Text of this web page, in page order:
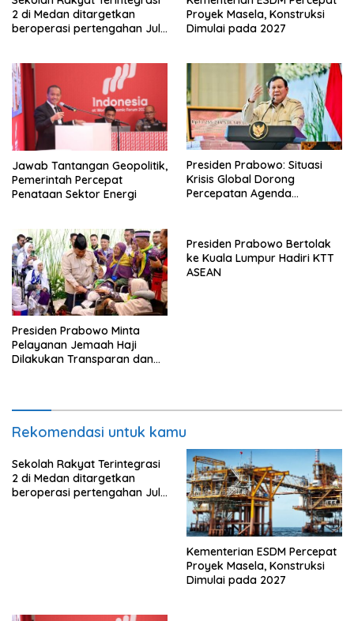
2 di Medan ditargetkan
beroperasi pertengahan Juli
Proyek Masela, Konstruksi
Dimulai pada 2027
Jawab Tantangan Geopolitik,
Pemerintah Percepat
Penataan Sektor Energi
Presiden Prabowo: Situasi
Krisis Global Dorong
Percepatan Agenda
Presiden Prabowo Minta
Pelayanan Jemaah Haji
Dilakukan Transparan dan
Presiden Prabowo Bertolak
ke Kuala Lumpur Hadiri KTT
ASEAN
Rekomendasi untuk kamu
Sekolah Rakyat Terintegrasi
2 di Medan ditargetkan
beroperasi pertengahan Juli
Kementerian ESDM Percepat
Proyek Masela, Konstruksi
Dimulai pada 2027